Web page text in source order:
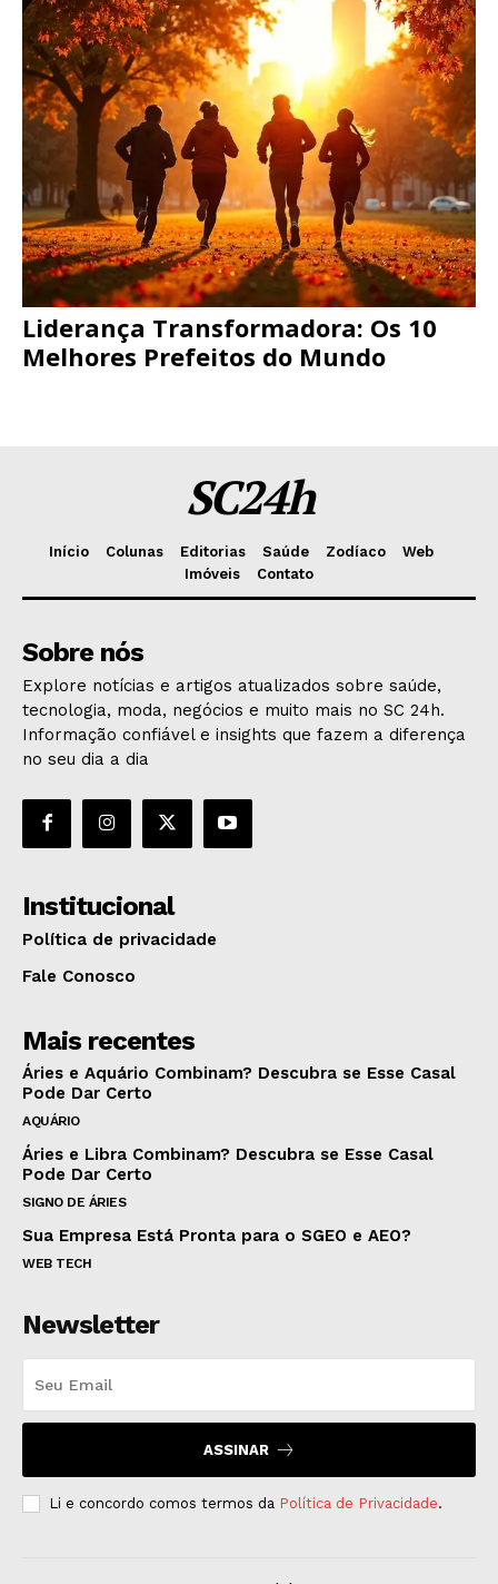
Liderança Transformadora: Os 10
Melhores Prefeitos do Mundo
SC24h
Início Colunas Editorias Saúde Zodíaco
Web
Imóveis
Contato
Sobre nós
Explore notícias e artigos atualizados sobre saúde,
tecnologia, moda, negócios e muito mais no SC 24h.
Informação confiável e insights que fazem a diferença
no seu dia a dia
Institucional
Política de privacidade
Fale Conosco
Mais recentes
Áries e Aquário Combinam? Descubra se Esse Casal
Pode Dar Certo
AQUÁRIO
Áries e Libra Combinam? Descubra se Esse Casal
Pode Dar Certo
SIGNO DE ÁRIES
Sua Empresa Está Pronta para o SGEO e AEO?
WEB TECH
Newsletter
ASSINAR
Li e concordo comos termos da Política de Privacidade.